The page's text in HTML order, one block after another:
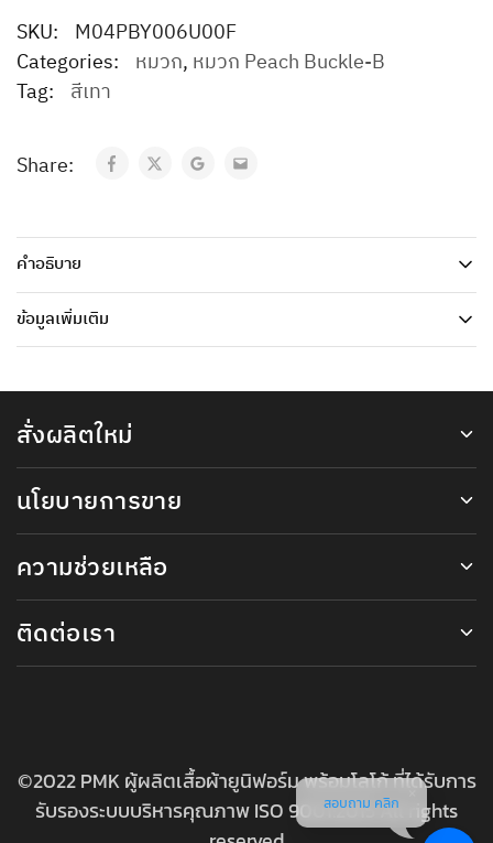
SKU: M04PBY006U00F
Categories: หมวก, หมวก Peach Buckle-B
Tag: สีเทา
Share:
คำอธิบาย
ข้อมูลเพิ่มเติม
สั่งผลิตใหม่
นโยบายการขาย
ความช่วยเหลือ
ติดต่อเรา
©2022 PMK ผู้ผลิตเสื้อผ้ายูนิฟอร์ม พร้อมโลโก้ ที่ได้รับการ
รับรองระบบบริหารคุณภาพ ISO 9001:2015 All rights
สอบถาม คลิก